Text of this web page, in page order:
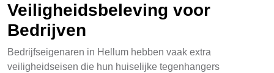
Veiligheidsbeleving voor
Bedrijven
Bedrijfseigenaren in Hellum hebben vaak extra
veiligheidseisen die hun huiselijke tegenhangers